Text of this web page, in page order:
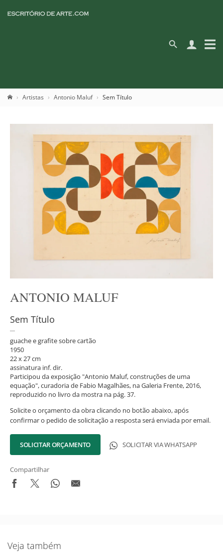
Artistas Antonio Maluf Sem Título
ANTONIO MALUF
Sem Título
guache e grafite sobre cartão
1950
22 x 27 cm
assinatura inf. dir.
Participou da exposição "Antonio Maluf, construções de uma
equação", curadoria de Fabio Magalhães, na Galeria Frente, 2016,
reproduzido no livro da mostra na pág. 37.
Solicite o orçamento da obra clicando no botão abaixo, após
confirmar o pedido de solicitação a resposta será enviada por email.
SOLICITAR ORÇAMENTO SOLICITAR VIA WHATSAPP
Compartilhar
Veja também